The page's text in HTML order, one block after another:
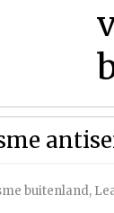
buitenland,